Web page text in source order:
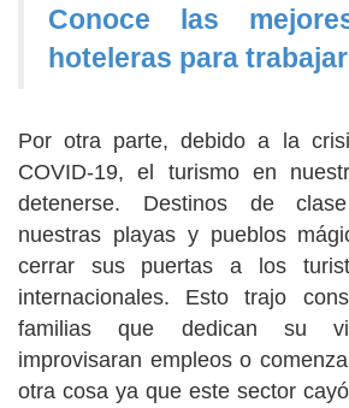
Conoce las
hoteleras para trabajar
Por otra parte, debido a la
COVID-19, el turismo en
detenerse. Destinos de
nuestras playas y pueblos
cerrar sus puertas a los
internacionales. Esto trajo
familias que dedican su
improvisaran empleos o
otra cosa ya que este sector